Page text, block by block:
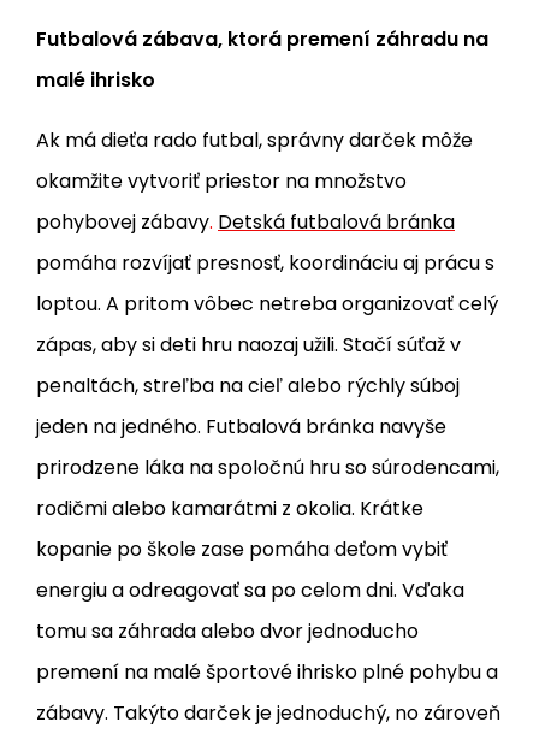
Futbalová zábava, ktorá premení záhradu na
malé ihrisko
Ak má dieťa rado futbal, správny darček môže
okamžite vytvoriť priestor na množstvo
pohybovej zábavy. Detská futbalová bránka
pomáha rozvíjať presnosť, koordináciu aj prácu s
loptou. A pritom vôbec netreba organizovať celý
zápas, aby si deti hru naozaj užili. Stačí súťaž v
penaltách, streľba na cieľ alebo rýchly súboj
jeden na jedného. Futbalová bránka navyše
prirodzene láka na spoločnú hru so súrodencami,
rodičmi alebo kamarátmi z okolia. Krátke
kopanie po škole zase pomáha deťom vybiť
energiu a odreagovať sa po celom dni. Vďaka
tomu sa záhrada alebo dvor jednoducho
premení na malé športové ihrisko plné pohybu a
zábavy. Takýto darček je jednoduchý, no zároveň